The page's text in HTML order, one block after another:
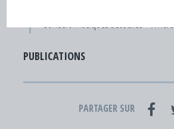
Concert musiques actuelles - Viviers
PUBLICATIONS
PARTAGER SUR